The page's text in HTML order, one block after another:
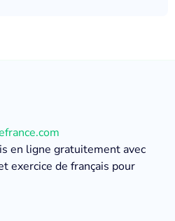
en ligne gratuitement avec
exercice de français pour